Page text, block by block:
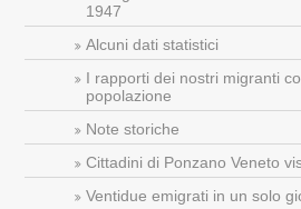
1947
Alcuni dati statistici
I rapporti dei nostri migranti
popolazione
Note storiche
Cittadini di Ponzano Veneto
Ventidue emigrati in un solo